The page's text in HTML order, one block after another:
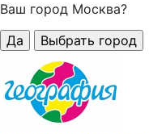
Ваш город Москва?
Да
Выбрать город